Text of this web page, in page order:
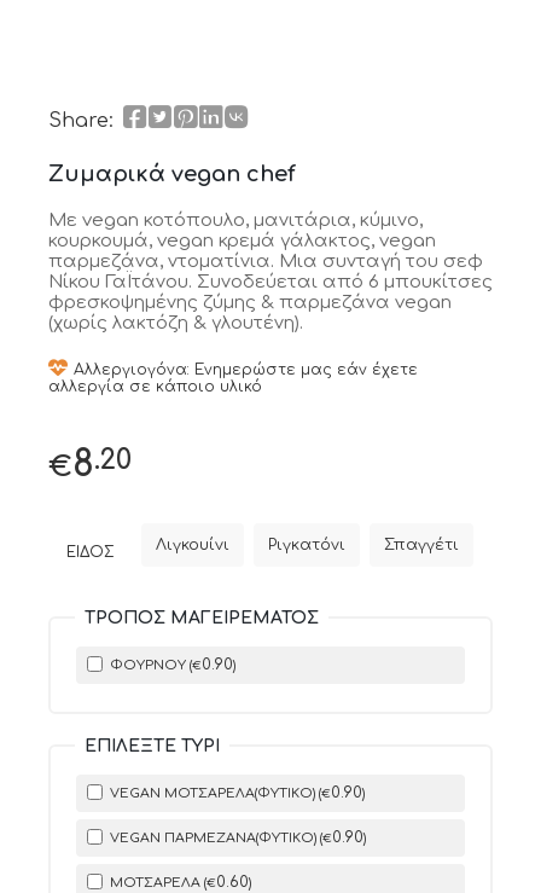
Share:
Ζυμαρικά vegan chef
Με vegan κοτόπουλο, μανιτάρια, κύμινο,
κουρκουμά, vegan κρεμά γάλακτος, vegan
παρμεζάνα, ντοματίνια. Μια συνταγή του σεφ
Νίκου ΓαΪτάνου. Συνοδεύεται από 6 μπουκίτσες
φρεσκοψημένης ζύμης & παρμεζάνα vegan
(χωρίς λακτόζη & γλουτένη).
Αλλεργιογόνα: Ενημερώστε μας εάν έχετε
αλλεργία σε κάποιο υλικό
€8.20
ΕΊΔΟΣ Λιγκουίνι Ριγκατόνι Σπαγγέτι
ΤΡΟΠΟΣ ΜΑΓΕΙΡΕΜΑΤΟΣ
ΦΟΎΡΝΟΥ (€ 0.90)
ΕΠΙΛΈΞΤΕ ΤΥΡΊ
VEGAN ΜΟΤΣΑΡΈΛΑ(ΦΥΤΙΚΌ) (€ 0.90)
VEGAN ΠΑΡΜΕΖΆΝΑ(ΦΥΤΙΚΌ) (€ 0.90)
ΜΟΤΣΑΡΈΛΑ (€ 0.60)